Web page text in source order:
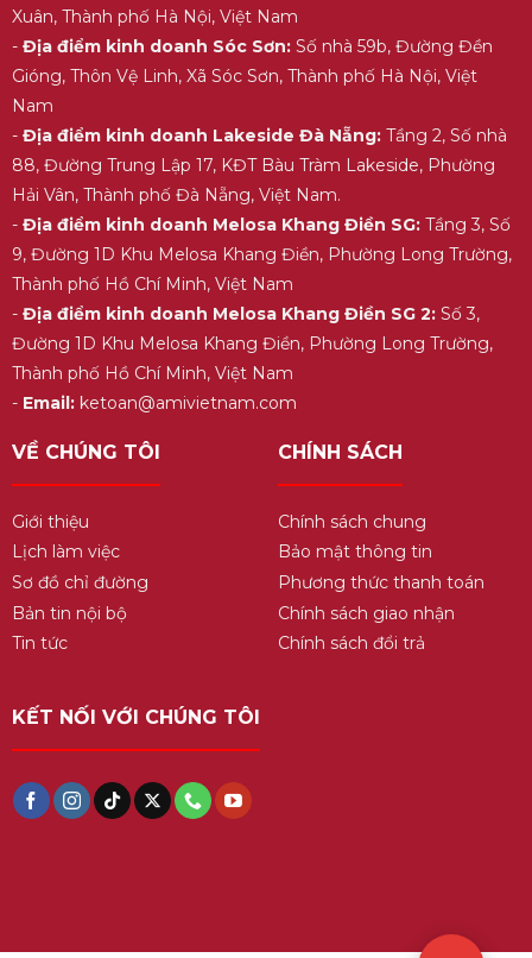
Xuân, Thành phố Hà Nội, Việt Nam
- Địa điểm kinh doanh Sóc Sơn:Số nhà 59b, Đường Đền
Gióng, Thôn Vệ Linh, Xã Sóc Sơn, Thành phố Hà Nội, Việt
Nam
- Địa điểm kinh doanh Lakeside Đà Nẵng:Tầng 2, Số nhà
88, Đường Trung Lập 17, KĐT Bàu Tràm Lakeside, Phường
Hải Vân, Thành phố Đà Nẵng, Việt Nam.
- Địa điểm kinh doanh Melosa Khang Điền SG:Tầng 3, Số
9, Đường 1D Khu Melosa Khang Điền, Phường Long Trường,
Thành phố Hồ Chí Minh, Việt Nam
- Địa điểm kinh doanh Melosa Khang Điền SG 2:Số 3,
Đường 1D Khu Melosa Khang Điền, Phường Long Trường,
Thành phố Hồ Chí Minh, Việt Nam
- Email:ketoan@amivietnam.com
VỀ CHÚNG TÔI
Giới thiệu
Lịch làm việc
Sơ đồ chỉ đường
Bản tin nội bộ
Tin tức
CHÍNH SÁCH
Chính sách chung
Bảo mật thông tin
Phương thức thanh toán
Chính sách giao nhận
Chính sách đổi trả
KẾT NỐI VỚI CHÚNG TÔI